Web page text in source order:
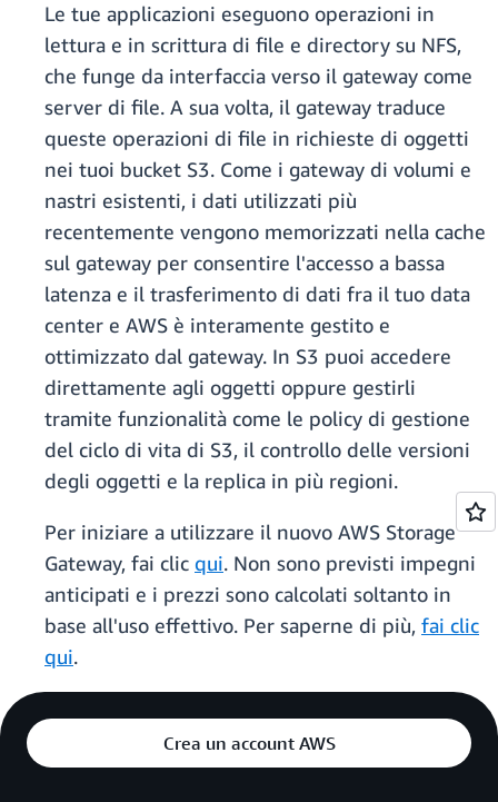
Le tue applicazioni eseguono operazioni in
lettura e in scrittura di file e directory su NFS,
che funge da interfaccia verso il gateway come
server di file. A sua volta, il gateway traduce
queste operazioni di file in richieste di oggetti
nei tuoi bucket S3. Come i gateway di volumi e
nastri esistenti, i dati utilizzati più
recentemente vengono memorizzati nella cache
sul gateway per consentire l'accesso a bassa
latenza e il trasferimento di dati fra il tuo data
center e AWS è interamente gestito e
ottimizzato dal gateway. In S3 puoi accedere
direttamente agli oggetti oppure gestirli
tramite funzionalità come le policy di gestione
del ciclo di vita di S3, il controllo delle versioni
degli oggetti e la replica in più regioni.
Per iniziare a utilizzare il nuovo AWS Storage
Gateway, fai clic qui. Non sono previsti impegni
anticipati e i prezzi sono calcolati soltanto in
base all'uso effettivo. Per saperne di più, fai clic
qui.
Crea un account AWS